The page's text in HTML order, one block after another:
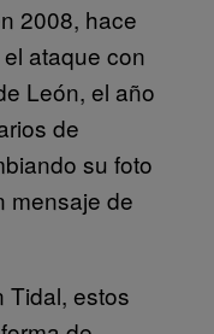
2008, hace
ataque con
León, el año
de
su foto
mensaje de
Tidal, estos